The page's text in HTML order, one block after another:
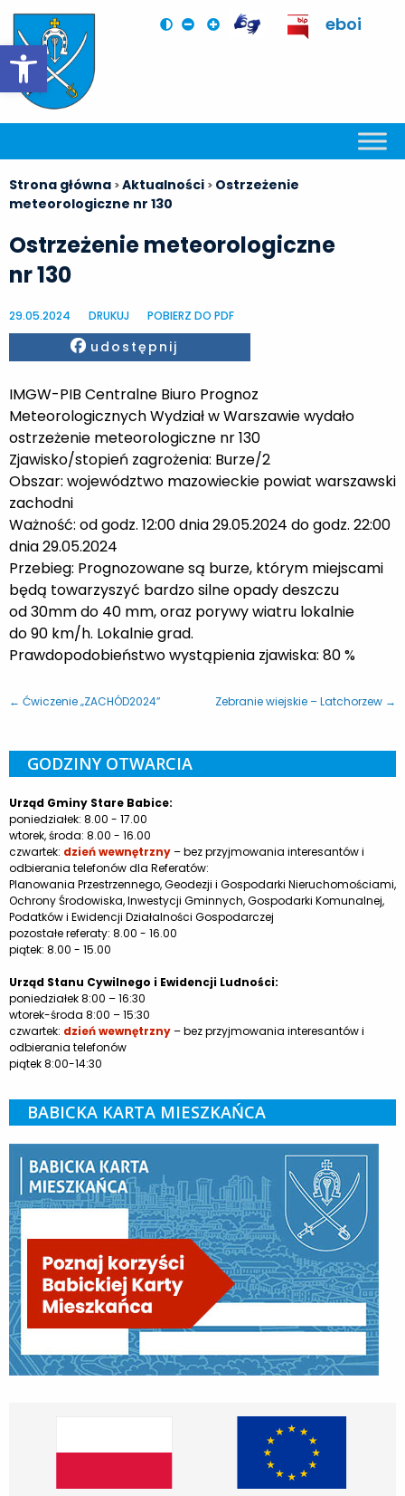
Otwórz pasek narzędzi
eboi
Strona główna >Aktualności > Ostrzeżenie
meteorologiczne nr 130
Ostrzeżenie meteorologiczne
nr 130
29.05.2024 DRUKUJ POBIERZ DO PDF
Facebook
udostępnij
IMGW-PIB Centralne Biuro Prognoz
Meteorologicznych Wydział w Warszawie wydało
ostrzeżenie meteorologiczne nr 130
Zjawisko/stopień zagrożenia: Burze/2
Obszar: województwo mazowieckie powiat warszawski
zachodni
Ważność: od godz. 12:00 dnia 29.05.2024 do godz. 22:00
dnia 29.05.2024
Przebieg: Prognozowane są burze, którym miejscami
będą towarzyszyć bardzo silne opady deszczu
od 30mm do 40 mm, oraz porywy wiatru lokalnie
do 90 km/h. Lokalnie grad.
Prawdopodobieństwo wystąpienia zjawiska: 80%
← Ćwiczenie „ZACHÓD2024” Zebranie wiejskie – Latchorzew →
GODZINY OTWARCIA
Urząd Gminy Stare Babice:
poniedziałek: 8.00 - 17.00
wtorek, środa: 8.00 - 16.00
czwartek: dzień wewnętrzny– bez przyjmowania interesantów i
odbierania telefonów dla Referatów:
Planowania Przestrzennego, Geodezji i Gospodarki Nieruchomościami,
Ochrony Środowiska, Inwestycji Gminnych, Gospodarki Komunalnej,
Podatków i Ewidencji Działalności Gospodarczej
pozostałe referaty: 8.00 - 16.00
piątek: 8.00 - 15.00
Urząd Stanu Cywilnego i Ewidencji Ludności:
poniedziałek 8:00 – 16:30
wtorek-środa 8:00 – 15:30
czwartek: dzień wewnętrzny– bez przyjmowania interesantów i
odbierania telefonów
piątek 8:00-14:30
BABICKA KARTA MIESZKAŃCA